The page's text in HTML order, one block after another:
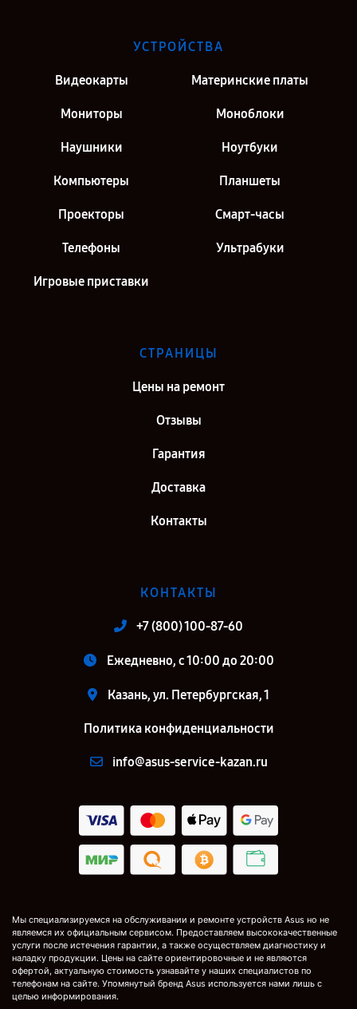
УСТРОЙСТВА
Видеокарты Материнские платы
Мониторы Моноблоки
Наушники Ноутбуки
Компьютеры Планшеты
Проекторы Смарт-часы
Телефоны Ультрабуки
Игровые приставки
СТРАНИЦЫ
Цены на ремонт
Отзывы
Гарантия
Доставка
Контакты
КОНТАКТЫ
+7 (800) 100-87-60
Ежедневно, с 10:00 до 20:00
Казань, ул. Петербургская, 1
Политика конфиденциальности
info@asus-service-kazan.ru
Мы специализируемся на обслуживании и ремонте устройств Asus но не
являемся их официальным сервисом. Предоставляем высококачественные
услуги после истечения гарантии, а также осуществляем диагностику и
наладку продукции. Цены на сайте ориентировочные и не являются
офертой, актуальную стоимость узнавайте у наших специалистов по
телефонам на сайте. Упомянутый бренд Asus используется нами лишь с
целью информирования.